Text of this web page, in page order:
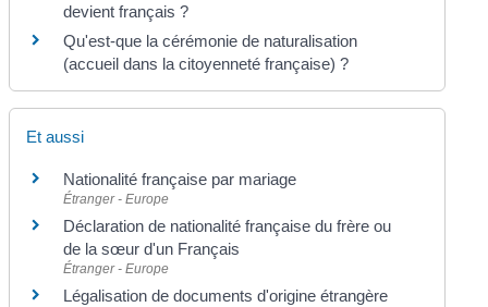
devient français ?
Qu'est-que la cérémonie de naturalisation
(accueil dans la citoyenneté française) ?
Et aussi
Nationalité française par mariage
Étranger - Europe
Déclaration de nationalité française du frère ou
de la sœur d'un Français
Étranger - Europe
Légalisation de documents d'origine étrangère